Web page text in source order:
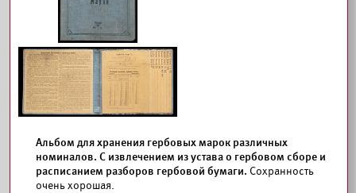
Альбом для хранения гербовых марок различных
номиналов. С извлечением из устава о гербовом сборе и
расписанием разборов гербовой бумаги. Сохранность
очень хорошая.